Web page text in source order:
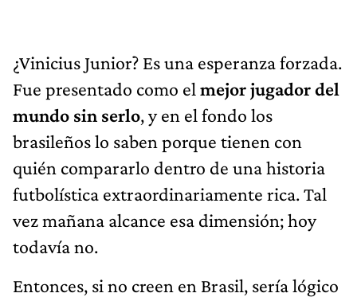
¿Vinicius Junior? Es una esperanza forzada.
Fue presentado como el mejor jugador del
mundo sin serlo, y en el fondo los
brasileños lo saben porque tienen con
quién compararlo dentro de una historia
futbolística extraordinariamente rica. Tal
vez mañana alcance esa dimensión; hoy
todavía no.
Entonces, si no creen en Brasil, sería lógico